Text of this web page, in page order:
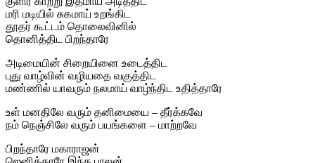
மரி மடியில் சுகமாய் உறங்கிட
தூதர் கூட்டம் தொலைவினில்
தொனித்திட பிறந்தாரே
அடிமையின் சிறையினை உடைத்திட
புது வாழ்வின் வழியதை வகுத்திட
மண்ணில் யாவரும் நலமாய் வாழ்ந்திட உதித்தாரே
உள் மனதிலே வரும் தனிமையை – தீர்க்கவே
நம் நெஞ்சிலே வரும் பயங்களை – மாற்றவே
பிறந்தாரே மகாராஜன்